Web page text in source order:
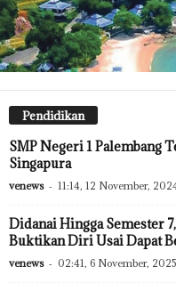
Pendidikan
SMP Negeri 1 Palembang
Singapura
venews - 11:14, 12 November,
Didanai Hingga Semester
Buktikan Diri Usai Dapat
venews - 02:41, 6 November, 2025